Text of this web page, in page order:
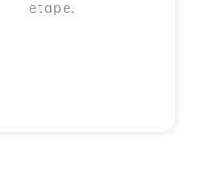
etape.